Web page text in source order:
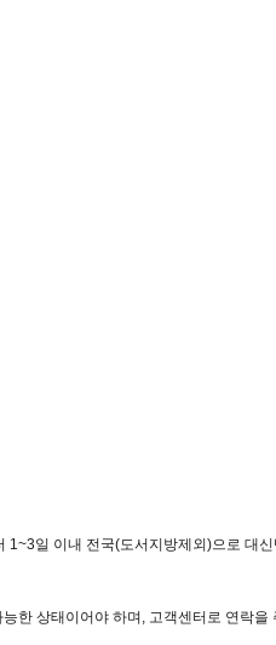
일 이내 전국(도서지방제외)으로 대
한 상태이어야 하며, 고객센터로 연락을